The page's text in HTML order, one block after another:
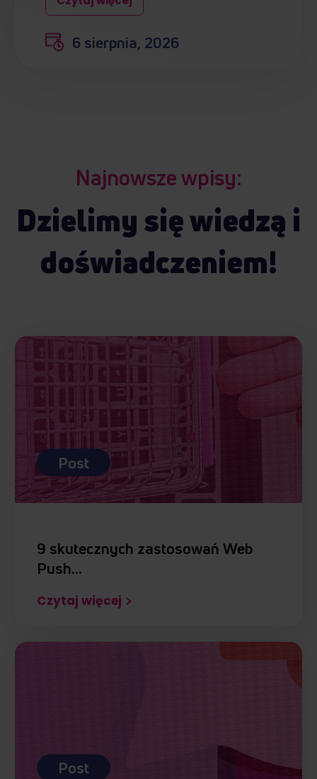
6 sierpnia, 2026
Najnowsze wpisy:
Dzielimy się wiedzą i
doświadczeniem!
Post
9 skutecznych zastosowań Web
Push…
Czytaj więcej
Post